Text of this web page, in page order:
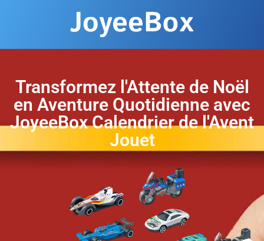
Transformez l'Attente de Noël
en Aventure Quotidienne avec
JoyeeBox Calendrier de l'Avent
Jouet